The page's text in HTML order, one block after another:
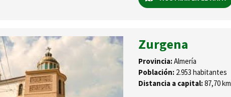
Zurgena
Provincia:Almería
Población:2.953 habitantes
Distancia a capital:87,70 km